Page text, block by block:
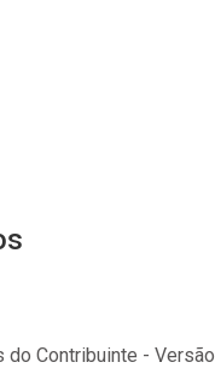
do Contribuinte - Versão